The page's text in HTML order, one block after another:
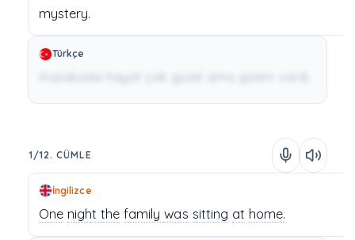
mystery.
Türkçe
1/12. CÜMLE
İngilizce
One nightthe familywas sitting at home.